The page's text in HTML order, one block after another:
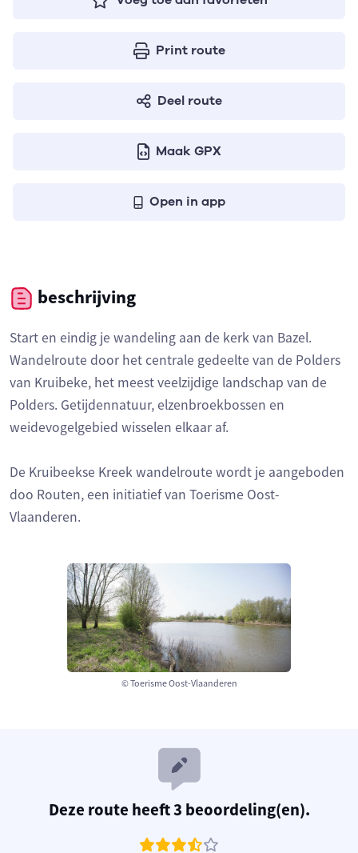
Print route
Deel route
Maak GPX
Open in app
© Toerisme Oost-Vlaanderen
beschrijving
Start en eindig je wandeling aan de kerk van Bazel.
Wandelroute door het centrale gedeelte van de Polders
van Kruibeke, het meest veelzijdige landschap van de
Polders. Getijdennatuur, elzenbroekbossen en
weidevogelgebied wisselen elkaar af.
De Kruibeekse Kreek wandelroute wordt je aangeboden
doo Routen, een initiatief van Toerisme Oost-
Vlaanderen.
Deze route heeft 3 beoordeling(en).